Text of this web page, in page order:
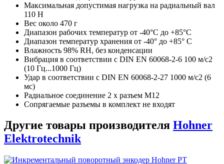
Максимальная допустимая нагрузка на радиальный вал
110 Н
Вес около 470 г
Диапазон рабочих температур от -40°C до +85°C
Диапазон температур хранения от -40° до +85° C
Влажность 98% RH, без конденсации
Вибрация в соответствии с DIN EN 60068-2-6 100 м/с2
(10 Гц...1000 Гц)
Удар в соответствии с DIN EN 60068-2-27 1000 м/с2 (6
мс)
Радиальное соединение 2 x разъем M12
Сопрягаемые разъемы в комплект не входят
Другие товары производителя Hohner
Elektrotechnik